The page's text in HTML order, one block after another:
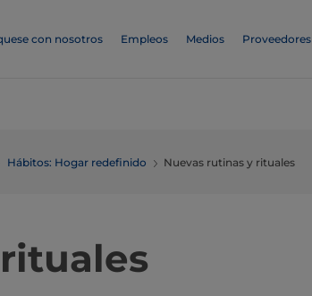
con nosotros Empleos Medios Proveedores
Hábitos: Hogar redefinido Nuevas rutinas y rituales